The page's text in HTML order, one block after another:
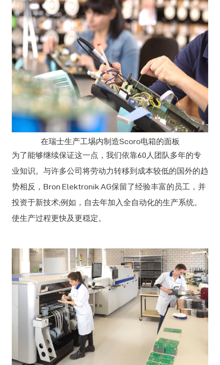
在瑞士生产工埸内制造Scoro电箱的面板
为了能够继续保证这一点，我们依靠60人团队多年的专
业知识。与许多公司将劳动力转移到成本较低的国外的趋
势相反，Bron Elektronik AG保留了经验丰富的员工，并
投资于新技术;例如，自去年加入全自动化的生产系统。
使生产过程更快及更穏定。